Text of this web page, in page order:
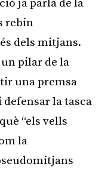
ja parla de la
rebin
dels mitjans.
pilar de la
una premsa
la tasca
“els vells
la